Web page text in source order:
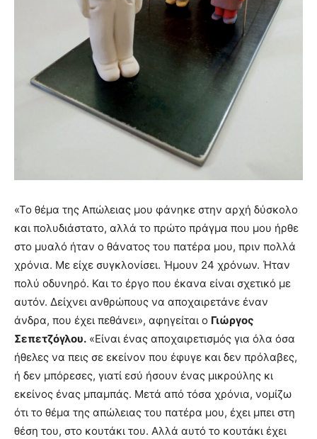
«Το θέμα της Απώλειας μου φάνηκε στην αρχή δύσκολο
και πολυδιάστατο, αλλά το πρώτο πράγμα που μου ήρθε
στο μυαλό ήταν ο θάνατος του πατέρα μου, πριν πολλά
χρόνια. Με είχε συγκλονίσει. Ήμουν 24 χρόνων. Ήταν
πολύ οδυνηρό. Και το έργο που έκανα είναι σχετικό με
αυτόν. Δείχνει ανθρώπους να αποχαιρετάνε έναν
άνδρα, που έχει πεθάνει», αφηγείται ο Γιώργος
Σεπετζόγλου. «Είναι ένας αποχαιρετισμός για όλα όσα
ήθελες να πεις σε εκείνον που έφυγε και δεν πρόλαβες,
ή δεν μπόρεσες, γιατί εσύ ήσουν ένας μικρούλης κι
εκείνος ένας μπαμπάς. Μετά από τόσα χρόνια, νομίζω
ότι το θέμα της απώλειας του πατέρα μου, έχει μπει στη
θέση του, στο κουτάκι του. Αλλά αυτό το κουτάκι έχει